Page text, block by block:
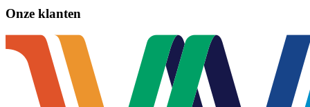
Onze klanten